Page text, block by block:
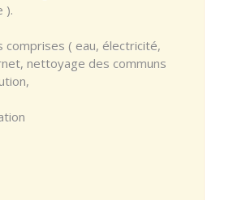
).
comprises ( eau, électricité,
nettoyage des communs